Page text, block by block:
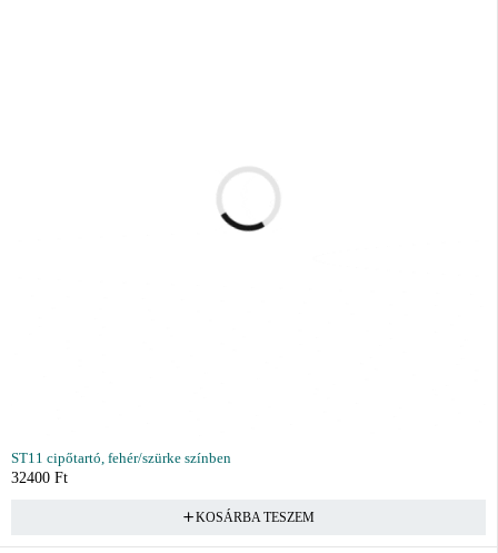
ST11 cipőtartó, fehér/szürke színben
32400 Ft
KOSÁRBA TESZEM